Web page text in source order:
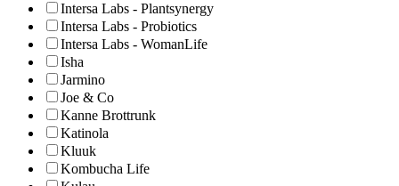
Intersa Labs - Plantsynergy
Intersa Labs - Probiotics
Intersa Labs - WomanLife
Isha
Jarmino
Joe & Co
Kanne Brottrunk
Katinola
Kluuk
Kombucha Life